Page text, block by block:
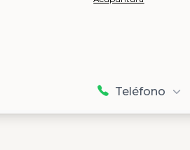
Teléfono